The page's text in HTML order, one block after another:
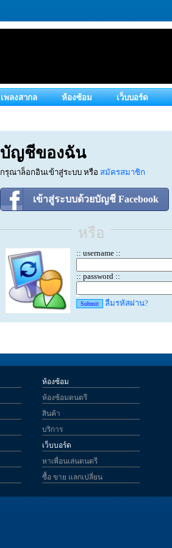
เพลงสากล ห้องซ้อม เว็บบอร์ด
บัญชีของฉัน
กรุณาล็อกอินเข้าสู่ระบบ หรือ สมัครสมาชิก
เข้าสู่ระบบด้วยบัญชี Facebook
หรือ
:: username ::
:: password ::
ลืมรหัสผ่าน?
ห้องซ้อม
ห้องซ้อมดนตรี
สินค้า
บริการ
เว็บบอร์ด
หาเพื่อนเล่นดนตรี
ซื้อ ขาย แลกเปลี่ยน